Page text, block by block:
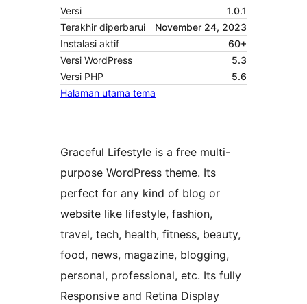
Versi
1.0.1
Terakhir diperbarui
November 24, 2023
Instalasi aktif
60+
Versi WordPress
5.3
Versi PHP
5.6
Halaman utama tema
Graceful Lifestyle is a free multi-
purpose WordPress theme. Its
perfect for any kind of blog or
website like lifestyle, fashion,
travel, tech, health, fitness, beauty,
food, news, magazine, blogging,
personal, professional, etc. Its fully
Responsive and Retina Display